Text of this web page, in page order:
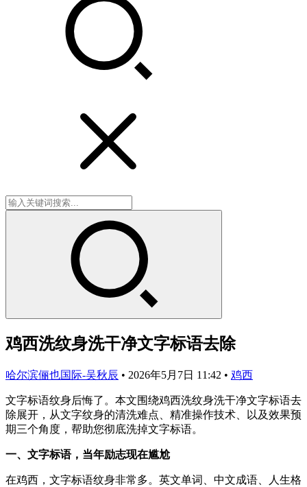
鸡西洗纹身洗干净文字标语去除
哈尔滨俪也国际-吴秋辰 • 2026年5月7日 11:42 • 鸡西
文字标语纹身后悔了。本文围绕鸡西洗纹身洗干净文字标语去
除展开，从文字纹身的清洗难点、精准操作技术、以及效果预
期三个角度，帮助您彻底洗掉文字标语。
一、文字标语，当年励志现在尴尬
在鸡西，文字标语纹身非常多。英文单词、中文成语、人生格